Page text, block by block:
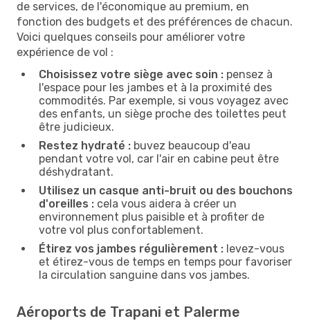
de services, de l'économique au premium, en
fonction des budgets et des préférences de chacun.
Voici quelques conseils pour améliorer votre
expérience de vol :
Choisissez votre siège avec soin : pensez à
l'espace pour les jambes et à la proximité des
commodités. Par exemple, si vous voyagez avec
des enfants, un siège proche des toilettes peut
être judicieux.
Restez hydraté : buvez beaucoup d'eau
pendant votre vol, car l'air en cabine peut être
déshydratant.
Utilisez un casque anti-bruit ou des bouchons
d'oreilles : cela vous aidera à créer un
environnement plus paisible et à profiter de
votre vol plus confortablement.
Étirez vos jambes régulièrement : levez-vous
et étirez-vous de temps en temps pour favoriser
la circulation sanguine dans vos jambes.
Aéroports de Trapani et Palerme